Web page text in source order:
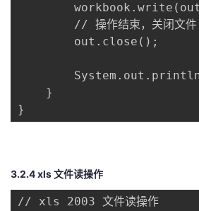
// 操作结束，关闭文件
out.close();
System.out.println("
}
}
3.2.4 xls 文件读操作
// xls 2003 文件读操作